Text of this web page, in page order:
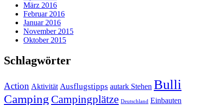
März 2016
Februar 2016
Januar 2016
November 2015
Oktober 2015
Schlagwörter
Action Aktivität Ausflugstipps autark Stehen Bulli
Camping Campingplätze Deutschland Einbauten